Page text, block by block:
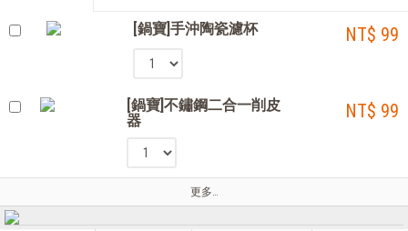
[鍋寶]手沖陶瓷濾杯 NT$ 99
[鍋寶]不鏽鋼二合一削皮
器
NT$ 99
更多…